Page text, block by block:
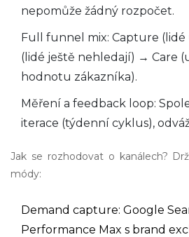
nepomůže žádný rozpočet.
Full funnel mix: Capture
(lidé ještě nehledají) → Care
hodnotu zákazníka).
Měření a feedback loop:
iterace (týdenní cyklus),
Jak se rozhodovat o kanálech?
módy:
Demand capture: Google
Performance Max s brand